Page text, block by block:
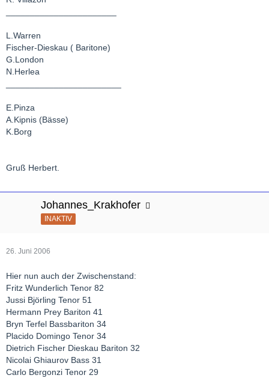
L.Warren
Fischer-Dieskau ( Baritone)
G.London
N.Herlea
E.Pinza
A.Kipnis (Bässe)
K.Borg
Gruß Herbert.
Johannes_Krakhofer
INAKTIV
26. Juni 2006
Hier nun auch der Zwischenstand:
Fritz Wunderlich Tenor 82
Jussi Björling Tenor 51
Hermann Prey Bariton 41
Bryn Terfel Bassbariton 34
Placido Domingo Tenor 34
Dietrich Fischer Dieskau Bariton 32
Nicolai Ghiaurov Bass 31
Carlo Bergonzi Tenor 29